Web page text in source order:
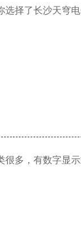
择了长沙天穹
多，有数字显